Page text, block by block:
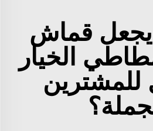
يجعل قماش
الخيار
للمشترين